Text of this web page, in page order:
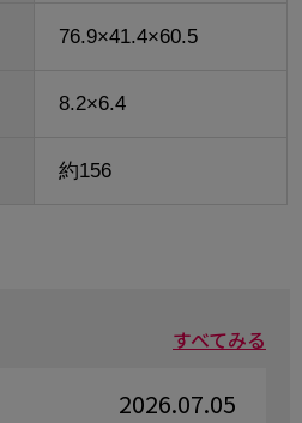
76.9×41.4×60.5
8.2×6.4
約156
すべてみる
2026.07.05